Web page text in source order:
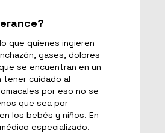
que quienes ingieren
gases, dolores
se encuentran en un
tener cuidado al
por eso no se
que sea por
los bebés y niños. En
especializado.